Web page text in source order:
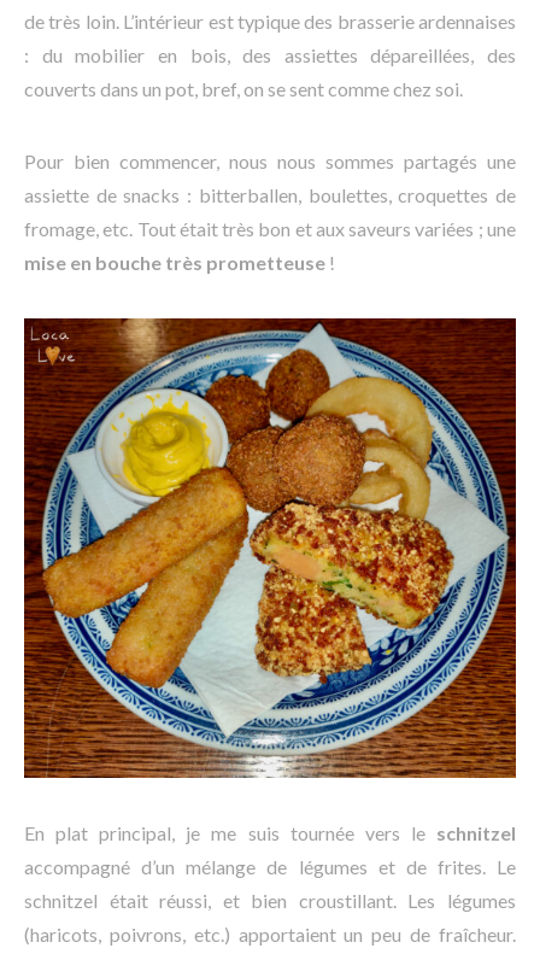
de très loin. L’intérieur est typique des brasserie ardennaises
: du mobilier en bois, des assiettes dépareillées, des
couverts dans un pot, bref, on se sent comme chez soi.
Pour bien commencer, nous nous sommes partagés une
assiette de snacks : bitterballen, boulettes, croquettes de
fromage, etc. Tout était très bon et aux saveurs variées ; une
mise en bouche très prometteuse !
En plat principal, je me suis tournée vers le schnitzel
accompagné d’un mélange de légumes et de frites. Le
schnitzel était réussi, et bien croustillant. Les légumes
(haricots, poivrons, etc.) apportaient un peu de fraîcheur.